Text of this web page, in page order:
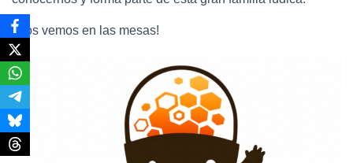
¡Nos vemos en las mesas!